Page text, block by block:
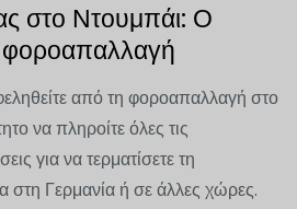
στο Ντουμπάι: Ο
από τη φοροαπαλλαγή στο
να πληροίτε όλες τις
για να τερματίσετε τη
στη Γερμανία ή σε άλλες χώρες.